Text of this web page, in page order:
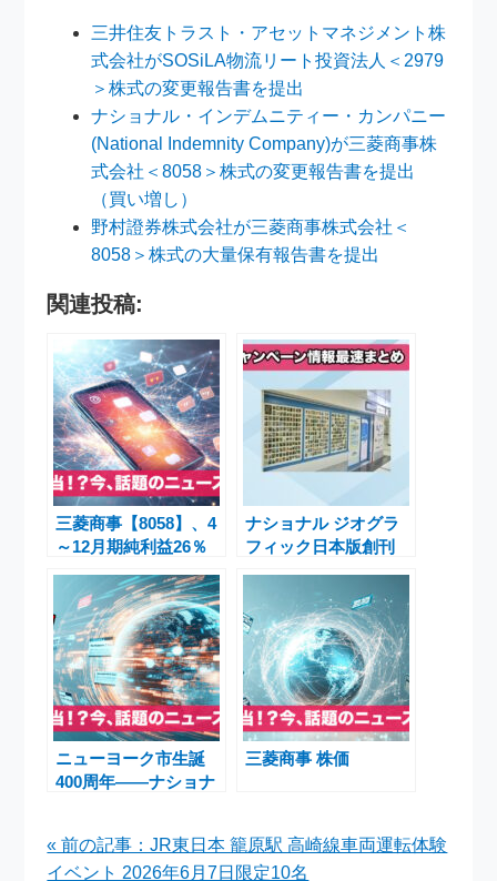
三井住友トラスト・アセットマネジメント株
式会社がSOSiLA物流リート投資法人＜2979
＞株式の変更報告書を提出
ナショナル・インデムニティー・カンパニー
(National Indemnity Company)が三菱商事株
式会社＜8058＞株式の変更報告書を提出
（買い増し）
野村證券株式会社が三菱商事株式会社＜
8058＞株式の大量保有報告書を提出
関連投稿:
三菱商事【8058】、4
～12月期純利益26％
減も業績回復は順調
――株価は最高値を更
新
ナショナル ジオグラ
フィック日本版創刊
30周年記念特別コラ
ボキャンペーンの魅力
と内容
ニューヨーク市生誕
400周年――ナショナ
語
三菱商事 株価
« 前の記事：JR東日本 籠原駅 高崎線車両運転体験
イベント 2026年6月7日限定10名